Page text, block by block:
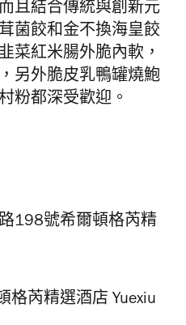
且結合傳統與創新元
菌餃和金不換海皇餃
菜紅米腸外脆內軟，
另外脆皮乳鴨罐燒鮑
粉都深受歡迎。
198號希爾頓格芮精